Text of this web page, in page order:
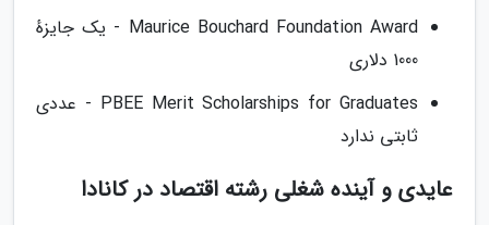
Maurice Bouchard Foundation Award - یک جایزهٔ
1000 دلاری
PBEE Merit Scholarships for Graduates - عددی
ثابتی ندارد
عایدی و آینده شغلی رشته اقتصاد در کانادا